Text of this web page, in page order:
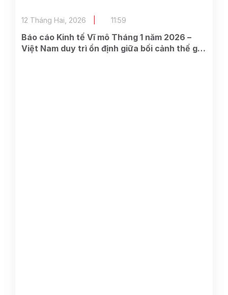
Báo cáo Kinh tế Vĩ mô Tháng 1 năm 2026 –
Việt Nam duy trì ổn định giữa bối cảnh thế giới
12 Tháng Hai, 2026 11:59